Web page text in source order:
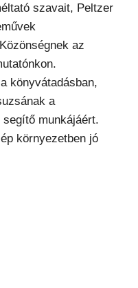
szavait, Peltzer
az
könyvátadásban,
a
munkájáért.
környezetben jó